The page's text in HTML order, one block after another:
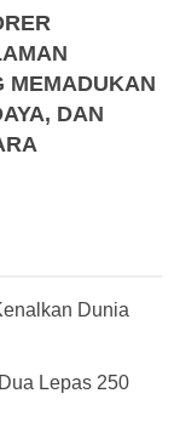
MEMADUKAN
DAN
Dunia
Lepas 250